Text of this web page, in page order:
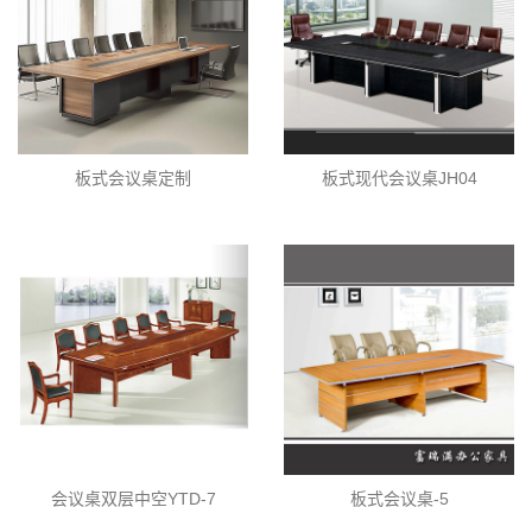
板式会议桌定制 板式现代会议桌JH04
会议桌双层中空YTD-7 板式会议桌-5